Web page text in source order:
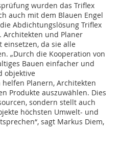
wurden das Triflex
auch mit dem Blauen Engel
Abdichtungslösung Triflex
Architekten und Planer
einsetzen, da sie alle
„Durch die Kooperation von
Bauen einfacher und
objektive
Planern, Architekten
Produkte auszuwählen. Dies
sondern stellt auch
höchsten Umwelt- und
sagt Markus Diem,